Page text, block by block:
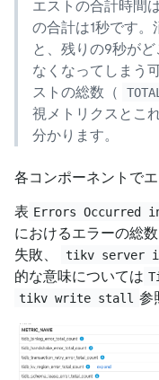
エストの合計時間
の合計は1秒です。
と、残りの9秒が
なくなってしまう
ストの総数（
視メトリクスとこ
分かります。
各コンポーネントで
表 Errors Occurred in
におけるエラーの総
失敗、
tikv server
的な意味については
tikv write stall 参